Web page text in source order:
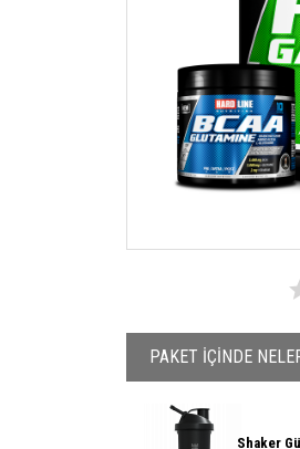
PAKET İÇİNDE
Shaker